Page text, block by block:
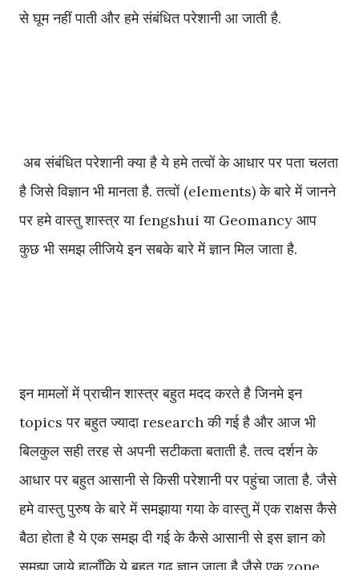
से घूम नहीं पाती और हमे संबंधित परेशानी आ जाती है.
अब संबंधित परेशानी क्या है ये हमे तत्वों के आधार पर पता चलता
है जिसे विज्ञान भी मानता है. तत्वों (elements) के बारे में जानने
पर हमे वास्तु शास्त्र या fengshui या Geomancy आप
कुछ भी समझ लीजिये इन सबके बारे में ज्ञान मिल जाता है.
इन मामलों में प्राचीन शास्त्र बहुत मदद करते है जिनमे इन
topics पर बहुत ज्यादा research की गई है और आज भी
बिलकुल सही तरह से अपनी सटीकता बताती है. तत्व दर्शन के
आधार पर बहुत आसानी से किसी परेशानी पर पहुंचा जाता है. जैसे
हमे वास्तु पुरुष के बारे में समझाया गया के वास्तु में एक राक्षस कैसे
बैठा होता है ये एक समझ दी गई के कैसे आसानी से इस ज्ञान को